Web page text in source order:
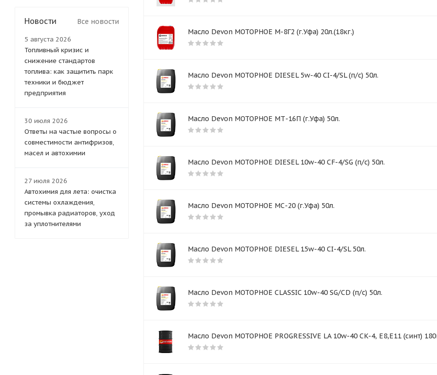
Масло Devon МОТОРНОЕ М-8Г2 (г.Уфа) 20л.(18кг.)
Масло Devon МОТОРНОЕ DIESEL 5w-40 CI-4/SL (п/с) 50л.
Масло Devon МОТОРНОЕ МТ-16П (г.Уфа) 50л.
Масло Devon МОТОРНОЕ DIESEL 10w-40 CF-4/SG (п/с) 50л.
Масло Devon МОТОРНОЕ МС-20 (г.Уфа) 50л.
Масло Devon МОТОРНОЕ DIESEL 15w-40 CI-4/SL 50л.
Масло Devon МОТОРНОЕ CLASSIC 10w-40 SG/CD (п/с) 50л.
Масло Devon МОТОРНОЕ PROGRESSIVE LA 10w-40 CK-4, E8,E11 (синт)
REZOIL
Новости Все новости
5 августа 2026
Топливный кризис и
снижение стандартов
топлива: как защитить парк
техники и бюджет
предприятия
30 июля 2026
Ответы на частые вопросы о
совместимости антифризов,
масел и автохимии
27 июля 2026
Автохимия для лета: очистка
системы охлаждения,
промывка радиаторов, уход
за уплотнителями